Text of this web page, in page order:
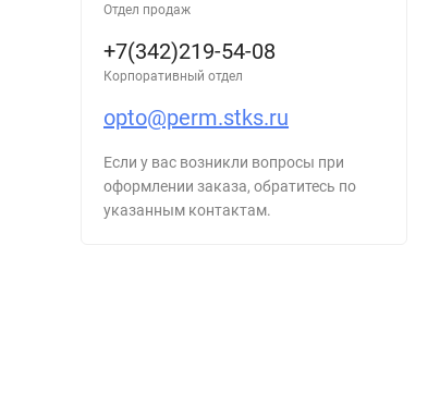
Отдел продаж
+7(342)219-54-08
Корпоративный отдел
opto@perm.stks.ru
Если у вас возникли вопросы при
оформлении заказа, обратитесь по
указанным контактам.